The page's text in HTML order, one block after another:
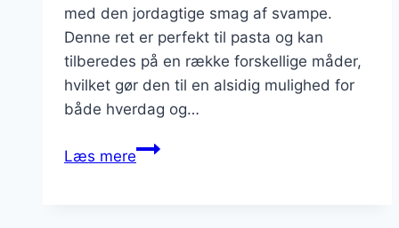
med den jordagtige smag af svampe.
Denne ret er perfekt til pasta og kan
tilberedes på en række forskellige måder,
hvilket gør den til en alsidig mulighed for
både hverdag og…
Læs merePancetta